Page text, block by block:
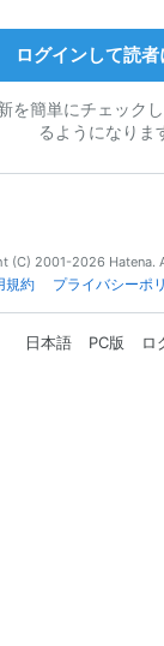
ログインして読者
を簡単にチェック
るようになりま
(C) 2001-2026 Hatena.
規約 プライバシーポ
日本語 PC版 ロ